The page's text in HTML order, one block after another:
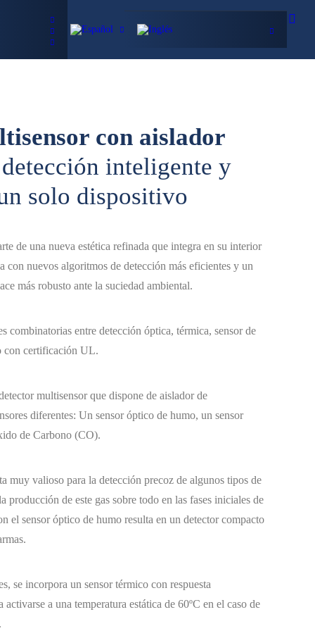
con aislador
inteligente y
solo dispositivo
de una nueva estética refinada que integra en su interior
con nuevos algoritmos de detección más eficientes y un
más robusto ante la suciedad ambiental.
combinatorias entre detección óptica, térmica, sensor de
con certificación UL.
multisensor que dispone de aislador de
diferentes: Un sensor óptico de humo, un sensor
de Carbono (CO).
muy valioso para la detección precoz de algunos tipos de
producción de este gas sobre todo en las fases iniciales de
el sensor óptico de humo resulta en un detector compacto
se incorpora un sensor térmico con respuesta
a una temperatura estática de 60ºC en el caso de